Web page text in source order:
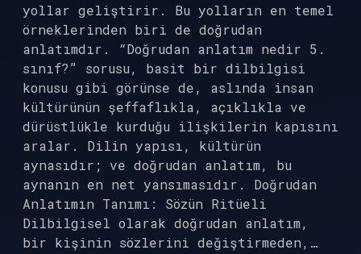
yollar geliştirir. Bu yolların en temel
örneklerinden biri de doğrudan
anlatımdır. “Doğrudan anlatım nedir 5.
sınıf?” sorusu, basit bir dilbilgisi
konusu gibi görünse de, aslında insan
kültürünün şeffaflıkla, açıklıkla ve
dürüstlükle kurduğu ilişkilerin kapısını
aralar. Dilin yapısı, kültürün
aynasıdır; ve doğrudan anlatım, bu
aynanın en net yansımasıdır. Doğrudan
Anlatımın Tanımı: Sözün Ritüeli
Dilbilgisel olarak doğrudan anlatım,
bir kişinin sözlerini değiştirmeden,…